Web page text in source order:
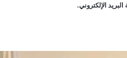
الإلكتروني.